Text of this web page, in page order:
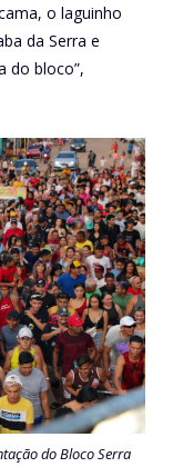
o laguinho
da Serra e
do bloco”,
do Bloco Serra